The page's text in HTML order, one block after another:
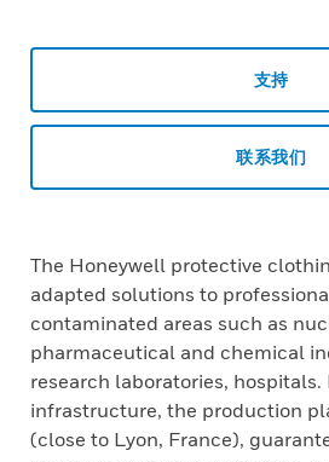
支持
联系我们
The Honeywell protective
adapted solutions to
contaminated areas such as
pharmaceutical and chemical
research laboratories,
infrastructure, the production
(close to Lyon, France),